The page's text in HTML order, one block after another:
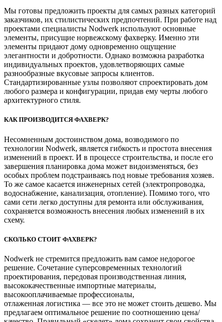
Мы готовы предложить проекты для самых разных категорий
заказчиков, их стилистических предпочтений. При работе над
проектами специалисты Nodwerk используют основные
элементы, присущие норвежскому фахверку. Именно эти
элементы придают дому одновременно ощущение
элегантности и добротности. Однако возможна разработка
индивидуальных проектов, удовлетворяющих самые
разнообразные вкусовые запросы клиентов.
Стандартизированные узлы позволяют спроектировать дом
любого размера и конфигурации, придав ему черты любого
архитектурного стиля.
КАК ПРОИЗВОДИТСЯ ФАХВЕРК?
Несомненным достоинством дома, возводимого по
технологии Nodwerk, является гибкость и простота внесения
изменений в проект. И в процессе строительства, и после его
завершения планировка дома может видоизменяться, без
особых проблем подстраиваясь под новые требования хозяев.
То же самое касается инженерных сетей (электропроводка,
водоснабжение, канализация, отопление). Помимо того, что
сами сети легко доступны для ремонта или обслуживания,
сохраняется возможность внесения любых изменений в их
схему.
СКОЛЬКО СТОИТ ФАХВЕРК?
Nodwerk не стремится предложить вам самое недорогое
решение. Сочетание суперсовременных технологий
проектирования, передовая производственная линия,
высококачественные импортные материалы,
высокооплачиваемые профессионалы,
отлаженная логистика — все это не может стоить дешево. Мы
предлагаем оптимальное решение по соотношению цена/